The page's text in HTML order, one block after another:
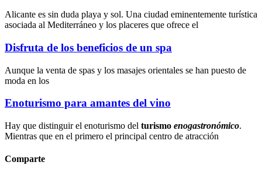
Alicante es sin duda playa y sol. Una ciudad eminentemente turística
asociada al Mediterráneo y los placeres que ofrece el
Disfruta de los beneficios de un spa
Aunque la venta de spas y los masajes orientales se han puesto de
moda en los
Enoturismo para amantes del vino
Hay que distinguir el enoturismo del turismo enogastronómico.
Mientras que en el primero el principal centro de atracción
Comparte